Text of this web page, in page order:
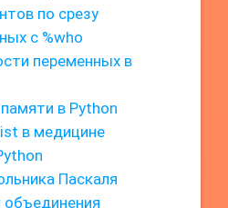
по срезу
с %who
переменных в
в Python
в медицине
Паскаля